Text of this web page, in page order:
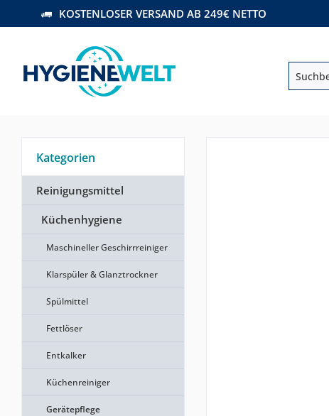
KOSTENLOSER VERSAND AB 249€ NETTO
Kategorien
Reinigungsmittel
Küchenhygiene
Maschineller Geschirrreiniger
Klarspüler & Glanztrockner
Spülmittel
Fettlöser
Entkalker
Küchenreiniger
Gerätepflege